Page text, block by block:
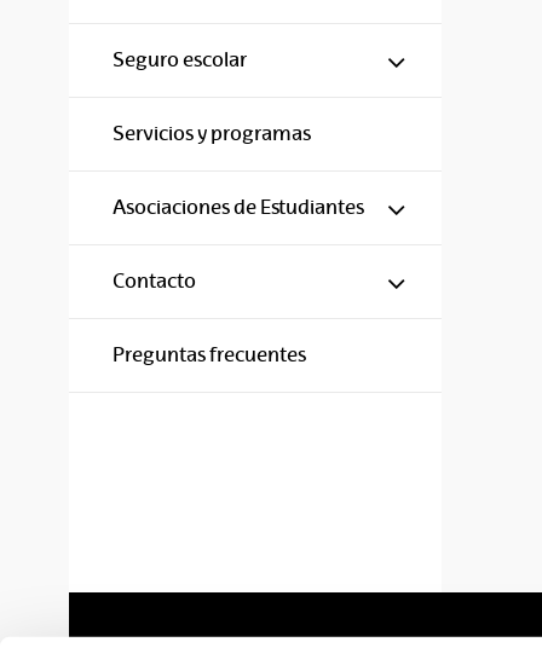
Seguro escolar Mostrar/
Servicios y programas
Asociaciones de Estudiantes Mostrar/
Contacto Mostrar/
Preguntas frecuentes